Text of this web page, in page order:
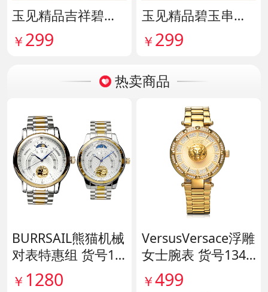
玉见精品吉祥碧玉吊牌 货号142114
￥ 299
玉见精品碧玉串珠手串 货号142115
￥ 299
热卖商品
BURRSAIL熊猫机械
对表特惠组 货号13
9796
￥ 1280
VersusVersace浮雕
女士腕表 货号1341
￥499